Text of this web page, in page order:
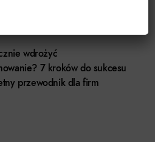
wdrożyć
7 kroków do sukcesu
przewodnik dla firm